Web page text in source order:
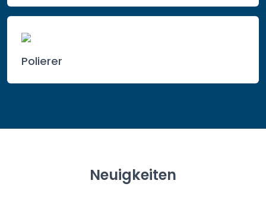
Polierer
Neuigkeiten